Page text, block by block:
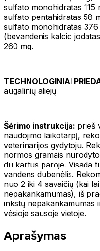
sulfato monohidratas
sulfato pentahidratas 58
sulfato monohidratas 376
(bevandenis kalcio
260 mg.
TECHNOLOGINIAI
augalinių aliejų.
Šėrimo instrukcija: prieš
naudojimo laikotarpį,
veterinarijos gydytoju.
normos gramais
du kartus paroje. Visada
vandens dubenėlis.
nuo 2 iki 4 savaičių (kai
nepakankamumas), iš
inkstų nepakankamumas
vėsioje sausoje vietoje.
Aprašymas